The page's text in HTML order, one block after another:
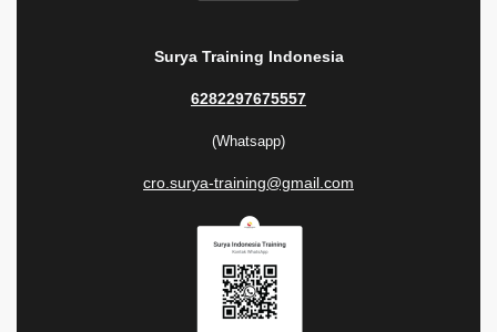
Surya Training Indonesia
6282297675557
(Whatsapp)
cro.surya-training@gmail.com